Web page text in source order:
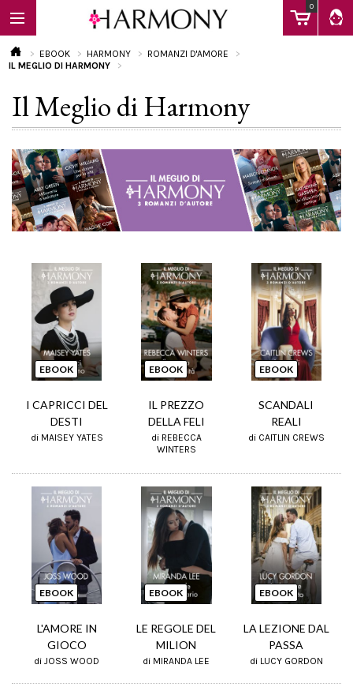
0
EBOOK
LIBRI
Calendario
EBOOK HARMONY
ROMANZI D'AMORE
IL MEGLIO DI HARMONY
Il Meglio di Harmony
EBOOK
I CAPRICCI DEL
DESTI
di MAISEY YATES
EBOOK
IL PREZZO
DELLA FELI
di REBECCA
WINTERS
EBOOK
SCANDALI
REALI
di CAITLIN CREWS
EBOOK
L'AMORE IN
GIOCO
di JOSS WOOD
EBOOK
LE REGOLE DEL
MILION
di MIRANDA LEE
EBOOK
LA LEZIONE DAL
PASSA
di LUCY GORDON